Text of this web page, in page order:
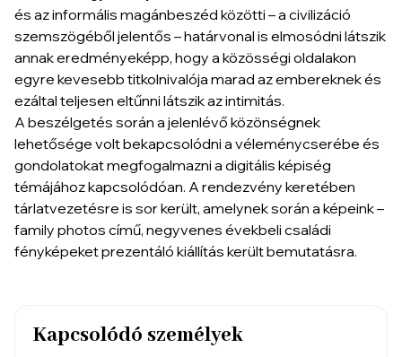
és az informális magánbeszéd közötti – a civilizáció
szemszögéből jelentős – határvonal is elmosódni látszik
annak eredményeképp, hogy a közösségi oldalakon
egyre kevesebb titkolnivalója marad az embereknek és
ezáltal teljesen eltűnni látszik az intimitás.
A beszélgetés során a jelenlévő közönségnek
lehetősége volt bekapcsolódni a véleménycserébe és
gondolatokat megfogalmazni a digitális képiség
témájához kapcsolódóan. A rendezvény keretében
tárlatvezetésre is sor került, amelynek során a képeink –
family photos című, negyvenes évekbeli családi
fényképeket prezentáló kiállítás került bemutatásra.
Kapcsolódó személyek